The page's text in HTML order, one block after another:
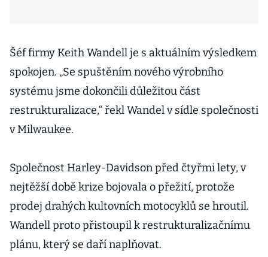
Šéf firmy Keith Wandell je s aktuálním výsledkem
spokojen. „Se spuštěním nového výrobního
systému jsme dokončili důležitou část
restrukturalizace,“ řekl Wandel v sídle společnosti
v Milwaukee.
Společnost Harley-Davidson před čtyřmi lety, v
nejtěžší době krize bojovala o přežití, protože
prodej drahých kultovních motocyklů se hroutil.
Wandell proto přistoupil k restrukturalizačnímu
plánu, který se daří naplňovat.